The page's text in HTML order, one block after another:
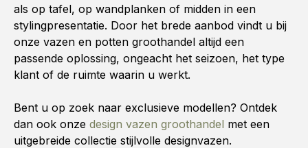
als op tafel, op wandplanken of midden in een
stylingpresentatie. Door het brede aanbod vindt u bij
onze vazen en potten groothandel altijd een
passende oplossing, ongeacht het seizoen, het type
klant of de ruimte waarin u werkt.
Bent u op zoek naar exclusieve modellen? Ontdek
dan ook onze design vazen groothandel met een
uitgebreide collectie stijlvolle designvazen.